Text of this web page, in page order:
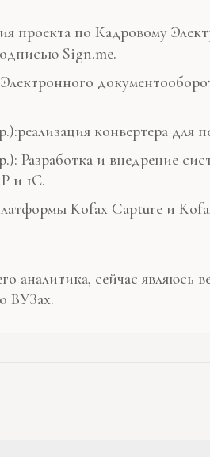
проекта по Кадровому
Sign.me.
конвертера для
Разработка и внедрение
и 1С.
Kofax Capture и
аналитика, сейчас
ВУЗах.